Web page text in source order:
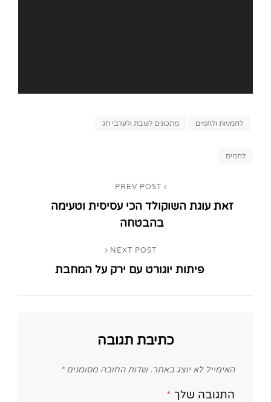
Categories
לחמניות ולחמים מתכונים לשבת ולערבי חג
Tags,
לחמים
Post
PREV POST
זאת עוגת השוקולד הכי עסיסית וטעימה
בהבטחה
NEXT POST
פיתות יוגורט עם ירק על המחבת
כתיבת תגובה
האימייל לא יוצג באתר. שדות החובה מסומנים*
התגובה שלך *